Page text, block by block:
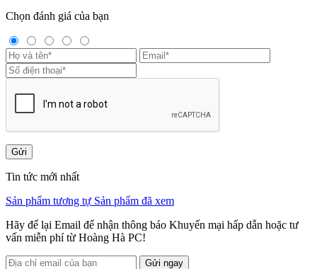
Chọn đánh giá của bạn
Gửi
Tin tức mới nhất
Sản phẩm tương tự Sản phẩm đã xem
Hãy để lại Email để nhận thông báo Khuyến mại hấp dẫn hoặc tư
vấn miễn phí từ Hoàng Hà PC!
Gửi ngay